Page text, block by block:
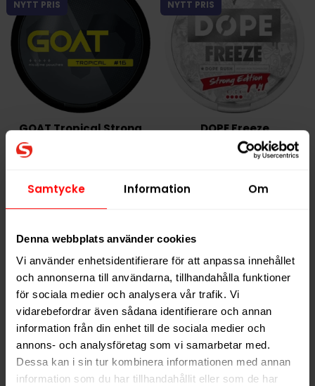
Samtycke Information Om
Denna webbplats använder cookies
Vi använder enhetsidentifierare för att anpassa innehållet
och annonserna till användarna, tillhandahålla funktioner
för sociala medier och analysera vår trafik. Vi
vidarebefordrar även sådana identifierare och annan
information från din enhet till de sociala medier och
annons- och analysföretag som vi samarbetar med.
Dessa kan i sin tur kombinera informationen med annan
information som du har tillhandahållit eller som de har
NYTT PRIS
GOAT Tropical Strong
22,99 kr /dosa
KÖP
NYTT PRIS
DOPE Freeze
19,99 kr /dosa
NYTT PRIS NYTT PRIS